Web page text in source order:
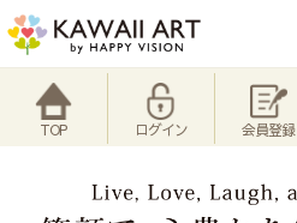
TOP ログイン 会員登録